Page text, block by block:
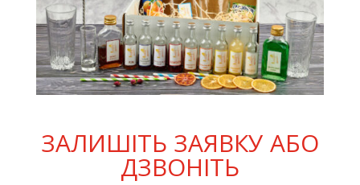
ЗАЛИШІТЬ ЗАЯВКУ АБО
ДЗВОНІТЬ